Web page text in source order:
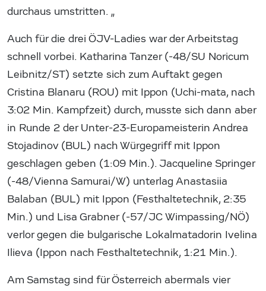
durchaus umstritten. „
Auch für die drei ÖJV-Ladies war der Arbeitstag
schnell vorbei. Katharina Tanzer (-48/SU Noricum
Leibnitz/ST) setzte sich zum Auftakt gegen
Cristina Blanaru (ROU) mit Ippon (Uchi-mata, nach
3:02 Min. Kampfzeit) durch, musste sich dann aber
in Runde 2 der Unter-23-Europameisterin Andrea
Stojadinov (BUL) nach Würgegriff mit Ippon
geschlagen geben (1:09 Min.). Jacqueline Springer
(-48/Vienna Samurai/W) unterlag Anastasiia
Balaban (BUL) mit Ippon (Festhaltetechnik, 2:35
Min.) und Lisa Grabner (-57/JC Wimpassing/NÖ)
verlor gegen die bulgarische Lokalmatadorin Ivelina
Ilieva (Ippon nach Festhaltetechnik, 1:21 Min.).
Am Samstag sind für Österreich abermals vier